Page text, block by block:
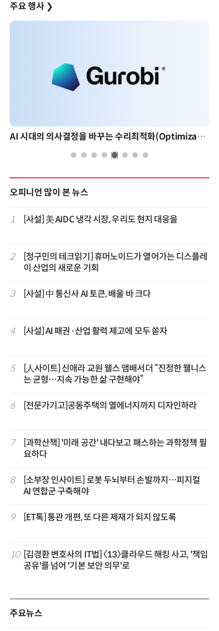
주요 행사 ❯
AI 시대의 의사결정을 바꾸는 수리최적화(Optimization): 실제 산업 적용 사례와 활용 전략
오피니언 많이 본 뉴스
1 [사설] 美 AIDC 냉각 시장, 우리도 현지 대응을
2
[정구민의 테크읽기] 휴머노이드가 열어가는 디스플레
이 산업의 새로운 기회
3 [사설] 中 통신사 AI 토큰, 배울 바 크다
4 [사설] AI 패권·산업 활력 제고에 모두 쏟자
5
[人사이트] 신애라 교원 웰스 앰배서더 “진정한 웰니스
는 균형…지속 가능한 삶 구현해야”
6 [전문가기고]공동주택의 열에너지까지 디자인하라
7
[과학산책] '미래 공간' 내다보고 패스하는 과학정책 필
요하다
8
[소부장 인사이트] 로봇 두뇌부터 손발까지…피지컬
AI 연합군 구축해야
9 [ET톡] 통관 개편, 또 다른 제재가 되지 않도록
10
[김경환 변호사의 IT법] 〈13〉클라우드 해킹 사고, '책임
공유'를 넘어 '기본 보안 의무'로
주요뉴스